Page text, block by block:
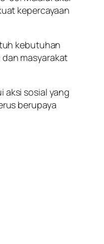
kepercayaan
kebutuhan
masyarakat
aksi sosial yang
berupaya